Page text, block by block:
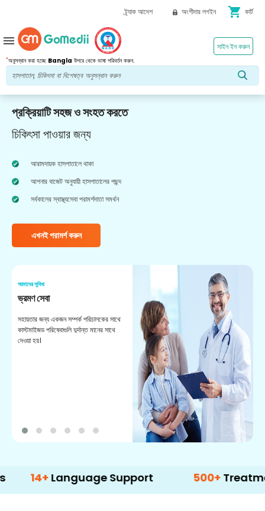
ট্র্যাক আদেশ অংশীদার লগইন shopping_cart কার্ট
*অনুসন্ধান করা হচ্ছে Bangla উপরে থেকে ভাষা পরিবর্তন করুন.
সাইন ইন করুন
menu
প্রক্রিয়াটি সহজ ও সংহত করতে
চিকিৎসা পাওয়ার জন্য
আরামদায়ক হাসপাতালে থাকা
আপনার বাজেট অনুযায়ী হাসপাতালের পছন্দ
সর্বকালের স্বাস্থ্যসেবা পরামর্শদাতা সমর্থন
এখনই পরামর্শ করুন
আমাদের সুবিধা
ভ্রমণ সেবা
সহায়তার জন্য একজন সম্পর্ক পরিচালকের সাথে
কাস্টমাইজড পরিষেবাগুলি দুর্দান্ত মানের সাথে
দেওয়া হয়।
Language Support 500+ Treatment